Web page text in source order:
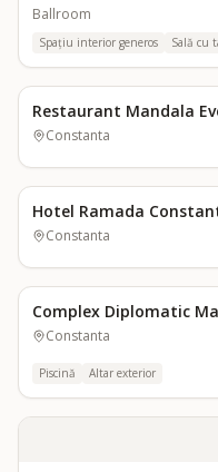
Ballroom
Spațiu interior generos Sală cu
Restaurant Mandala
Constanta
Hotel Ramada
Constanta
Complex Diplomatic
Constanta
Piscină Altar exterior